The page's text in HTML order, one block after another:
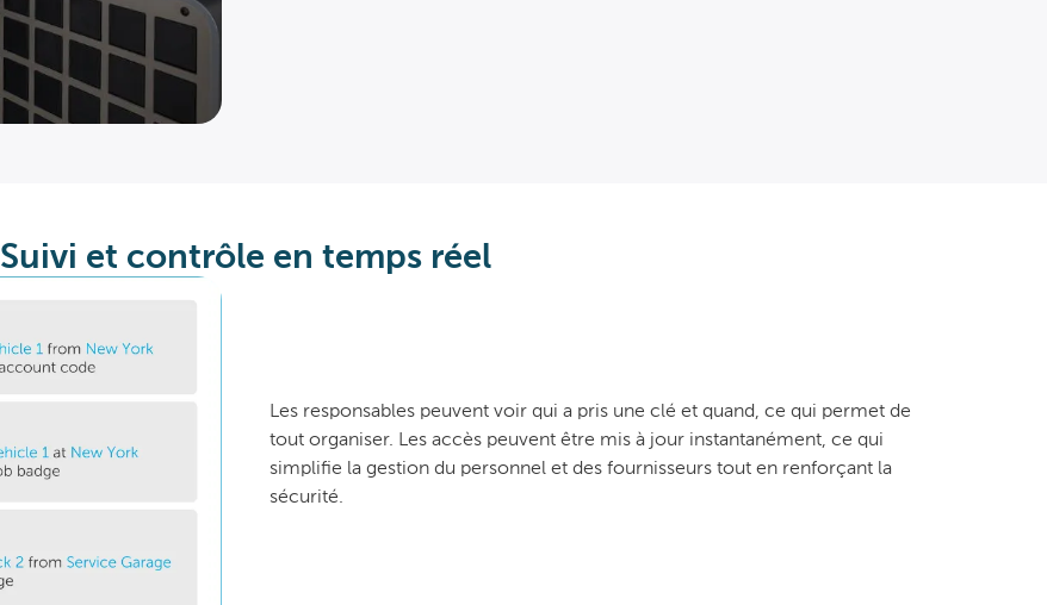
Suivi et contrôle en temps réel
Les responsables peuvent voir qui a pris une clé et quand, ce qui permet de
tout organiser. Les accès peuvent être mis à jour instantanément, ce qui
simplifie la gestion du personnel et des fournisseurs tout en renforçant la
sécurité.